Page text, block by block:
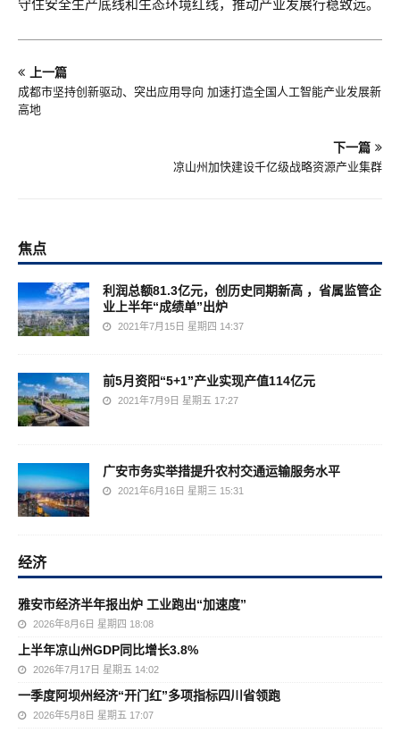
守住安全生产底线和生态环境红线，推动产业发展行稳致远。
上一篇
成都市坚持创新驱动、突出应用导向 加速打造全国人工智能产业发展新
高地
下一篇
凉山州加快建设千亿级战略资源产业集群
焦点
利润总额81.3亿元，创历史同期新高 ，省属监管企
业上半年“成绩单”出炉
2021年7月15日 星期四 14:37
前5月资阳“5+1”产业实现产值114亿元
2021年7月9日 星期五 17:27
广安市务实举措提升农村交通运输服务水平
2021年6月16日 星期三 15:31
经济
雅安市经济半年报出炉 工业跑出“加速度”
2026年8月6日 星期四 18:08
上半年凉山州GDP同比增长3.8%
2026年7月17日 星期五 14:02
一季度阿坝州经济“开门红”多项指标四川省领跑
2026年5月8日 星期五 17:07